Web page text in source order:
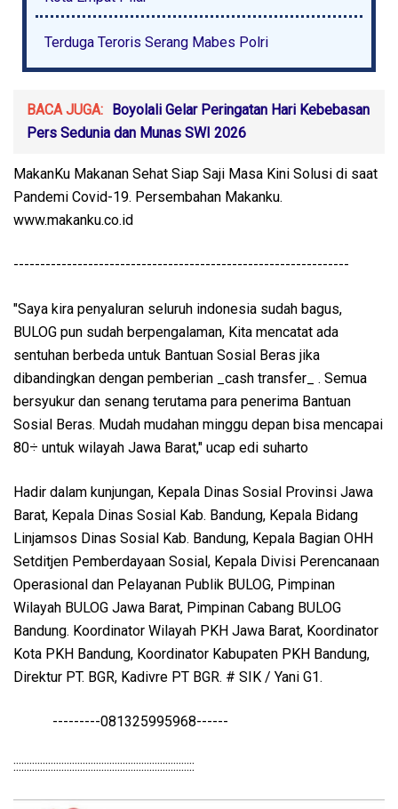
Terduga Teroris Serang Mabes Polri
BACA JUGA: Boyolali Gelar Peringatan Hari Kebebasan
Pers Sedunia dan Munas SWI 2026
MakanKu Makanan Sehat Siap Saji Masa Kini Solusi di saat
Pandemi Covid-19. Persembahan Makanku.
www.makanku.co.id
---------------------------------------------------------------
"Saya kira penyaluran seluruh indonesia sudah bagus,
BULOG pun sudah berpengalaman, Kita mencatat ada
sentuhan berbeda untuk Bantuan Sosial Beras jika
dibandingkan dengan pemberian _cash transfer_ . Semua
bersyukur dan senang terutama para penerima Bantuan
Sosial Beras. Mudah mudahan minggu depan bisa mencapai
80÷ untuk wilayah Jawa Barat," ucap edi suharto
Hadir dalam kunjungan, Kepala Dinas Sosial Provinsi Jawa
Barat, Kepala Dinas Sosial Kab. Bandung, Kepala Bidang
Linjamsos Dinas Sosial Kab. Bandung, Kepala Bagian OHH
Setditjen Pemberdayaan Sosial, Kepala Divisi Perencanaan
Operasional dan Pelayanan Publik BULOG, Pimpinan
Wilayah BULOG Jawa Barat, Pimpinan Cabang BULOG
Bandung. Koordinator Wilayah PKH Jawa Barat, Koordinator
Kota PKH Bandung, Koordinator Kabupaten PKH Bandung,
Direktur PT. BGR, Kadivre PT BGR. # SIK / Yani G1.
---------081325995968------
::::::::::::::::::::::::::::::::::::::::::::::::::::::::::::::::::::